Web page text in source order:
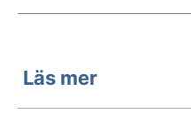
Läs mer